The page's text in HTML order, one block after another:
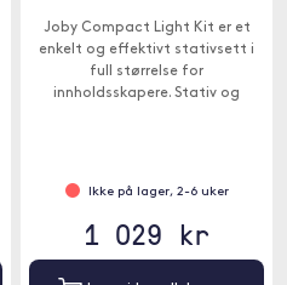
Joby Compact Light Kit er et
enkelt og effektivt stativsett i
full størrelse for
innholdsskapere. Stativ og
Ikke på lager, 2-6 uker
1 029 kr